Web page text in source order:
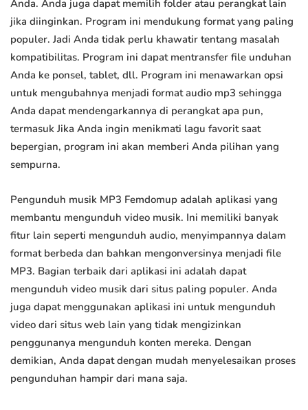
Anda. Anda juga dapat memilih folder atau perangkat lain
jika diinginkan. Program ini mendukung format yang paling
populer. Jadi Anda tidak perlu khawatir tentang masalah
kompatibilitas. Program ini dapat mentransfer file unduhan
Anda ke ponsel, tablet, dll. Program ini menawarkan opsi
untuk mengubahnya menjadi format audio mp3 sehingga
Anda dapat mendengarkannya di perangkat apa pun,
termasuk Jika Anda ingin menikmati lagu favorit saat
bepergian, program ini akan memberi Anda pilihan yang
sempurna.
Pengunduh musik MP3 Femdomup adalah aplikasi yang
membantu mengunduh video musik. Ini memiliki banyak
fitur lain seperti mengunduh audio, menyimpannya dalam
format berbeda dan bahkan mengonversinya menjadi file
MP3. Bagian terbaik dari aplikasi ini adalah dapat
mengunduh video musik dari situs paling populer. Anda
juga dapat menggunakan aplikasi ini untuk mengunduh
video dari situs web lain yang tidak mengizinkan
penggunanya mengunduh konten mereka. Dengan
demikian, Anda dapat dengan mudah menyelesaikan proses
pengunduhan hampir dari mana saja.